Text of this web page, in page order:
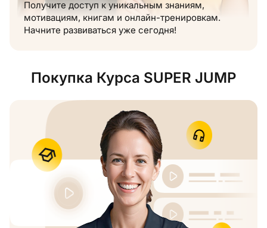
Получите доступ к уникальным знаниям,
мотивациям, книгам и онлайн-тренировкам.
Начните развиваться уже сегодня!
Покупка Курса SUPER JUMP